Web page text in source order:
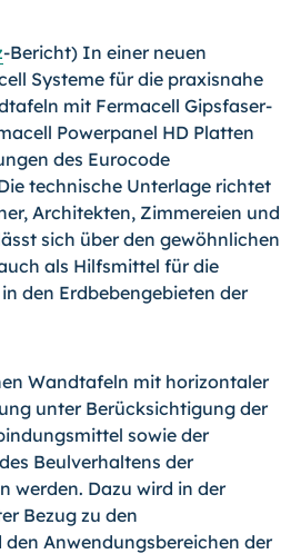
-Bericht) In einer neuen
Systeme für die praxisnahe
mit Fermacell Gipsfaser-
Po­werpanel HD Platten
des Eurocode
technische Unterlage richtet
Architekten, Zimmereien und
sich über den gewöhnlichen
als Hilfsmittel für die
den Erdbe­bengebieten der
Wandtafeln mit horizontaler
unter Berücksichtigung der
sowie der
Beulverhaltens der
werden. Dazu wird in der
Bezug zu den
Anwendungsbereichen der